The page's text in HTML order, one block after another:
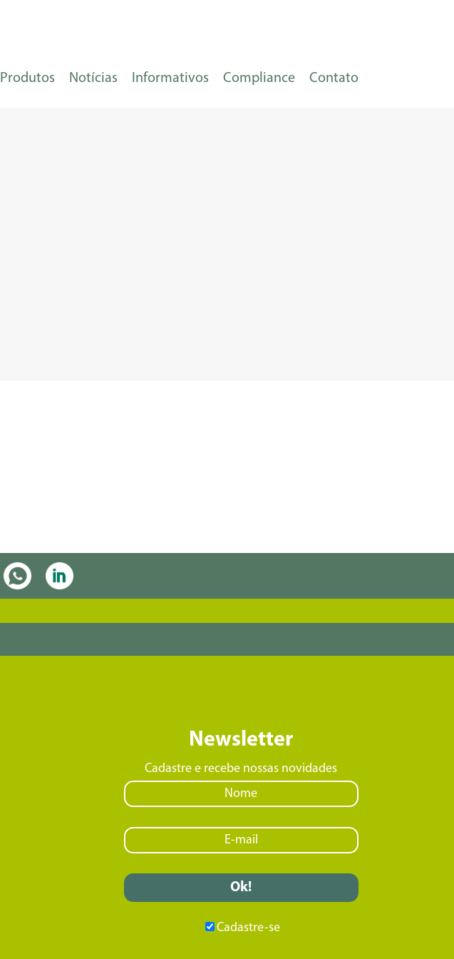
Produtos Notícias Informativos Compliance Contato
Newsletter
Cadastre e recebe nossas novidades
Cadastre-se